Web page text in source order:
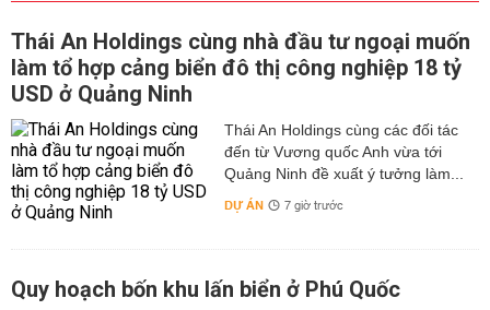
Thái An Holdings cùng nhà đầu tư ngoại muốn
làm tổ hợp cảng biển đô thị công nghiệp 18 tỷ
USD ở Quảng Ninh
Thái An Holdings cùng các đối tác
đến từ Vương quốc Anh vừa tới
Quảng Ninh đề xuất ý tưởng làm...
DỰ ÁN 7 giờ trước
Quy hoạch bốn khu lấn biển ở Phú Quốc